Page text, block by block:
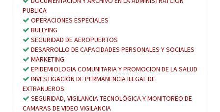
PUBLICA
OPERACIONES ESPECIALES
BULLYING
SEGURIDAD DE AEROPUERTOS
DESARROLLO DE CAPACIDADES PERSONALES Y SOCIALES
MARKETING
EPIDEMIOLOGIA COMUNITARIA Y PROMOCION DE LA SALUD
INVESTIGACIÓN DE PERMANENCIA ILEGAL DE
EXTRANJEROS
SEGURIDAD, VIGILANCIA TECNOLÓGICA Y MONITOREO DE
CAMARAS DE VIDEO VIGILANCIA